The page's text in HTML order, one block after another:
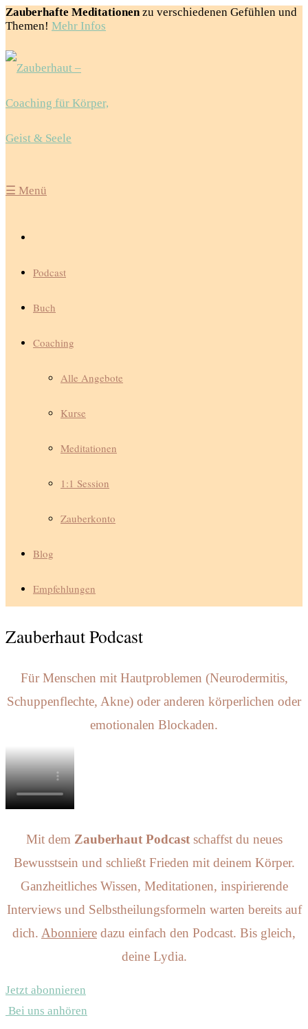
Zauberhafte Meditationenzu verschiedenen Gefühlen und
Themen! Mehr Infos
☰ Menü
Podcast
Buch
Coaching
Alle Angebote
Kurse
Meditationen
1:1 Session
Zauberkonto
Blog
Empfehlungen
Zauberhaut Podcast
Für Menschen mit Hautproblemen (Neurodermitis,
Schuppenflechte, Akne) oder anderen körperlichen oder
emotionalen Blockaden.
Mit dem Zauberhaut Podcastschaffst du neues
Bewusstsein und schließt Frieden mit deinem Körper.
Ganzheitliches Wissen, Meditationen, inspirierende
Interviews und Selbstheilungsformeln warten bereits auf
dich. Abonniere dazu einfach den Podcast. Bis gleich,
deine Lydia.
Jetzt abonnieren
Bei uns anhören